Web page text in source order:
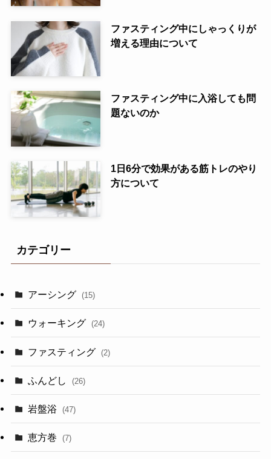
ファスティング中にしゃっくりが
増える理由について
ファスティング中に入浴しても問
題ないのか
1日6分で効果がある筋トレのやり
方について
カテゴリー
アーシング (15)
ウォーキング (24)
ファスティング (2)
ふんどし (26)
岩盤浴 (47)
恵方巻 (7)